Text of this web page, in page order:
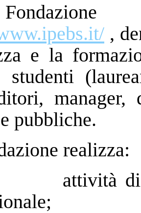
,
e la
studenti
pubbliche.
realizza:
di